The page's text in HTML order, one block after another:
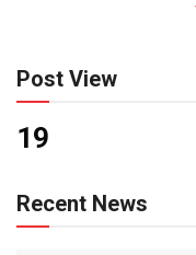
Post View
19
Recent News